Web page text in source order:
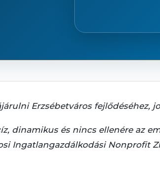
Erzsébetváros fejlődéséhez,
dinamikus és nincs ellenére az
Ingatlangazdálkodási Nonprofit